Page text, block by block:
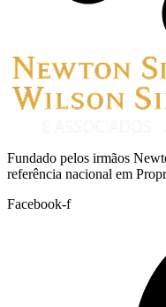
Fundado pelos irmãos
referência nacional em
Facebook-f